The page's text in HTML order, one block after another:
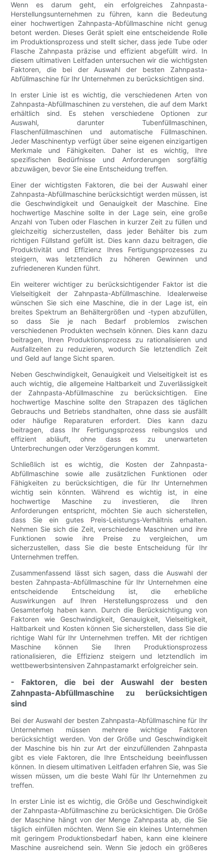
Wenn es darum geht, ein erfolgreiches Zahnpasta-
Herstellungsunternehmen zu führen, kann die Bedeutung
einer hochwertigen Zahnpasta-Abfüllmaschine nicht genug
betont werden. Dieses Gerät spielt eine entscheidende Rolle
im Produktionsprozess und stellt sicher, dass jede Tube oder
Flasche Zahnpasta präzise und effizient abgefüllt wird. In
diesem ultimativen Leitfaden untersuchen wir die wichtigsten
Faktoren, die bei der Auswahl der besten Zahnpasta-
Abfüllmaschine für Ihr Unternehmen zu berücksichtigen sind.
In erster Linie ist es wichtig, die verschiedenen Arten von
Zahnpasta-Abfüllmaschinen zu verstehen, die auf dem Markt
erhältlich sind. Es stehen verschiedene Optionen zur
Auswahl, darunter Tubenfüllmaschinen,
Flaschenfüllmaschinen und automatische Füllmaschinen.
Jeder Maschinentyp verfügt über seine eigenen einzigartigen
Merkmale und Fähigkeiten. Daher ist es wichtig, Ihre
spezifischen Bedürfnisse und Anforderungen sorgfältig
abzuwägen, bevor Sie eine Entscheidung treffen.
Einer der wichtigsten Faktoren, die bei der Auswahl einer
Zahnpasta-Abfüllmaschine berücksichtigt werden müssen, ist
die Geschwindigkeit und Genauigkeit der Maschine. Eine
hochwertige Maschine sollte in der Lage sein, eine große
Anzahl von Tuben oder Flaschen in kurzer Zeit zu füllen und
gleichzeitig sicherzustellen, dass jeder Behälter bis zum
richtigen Füllstand gefüllt ist. Dies kann dazu beitragen, die
Produktivität und Effizienz Ihres Fertigungsprozesses zu
steigern, was letztendlich zu höheren Gewinnen und
zufriedeneren Kunden führt.
Ein weiterer wichtiger zu berücksichtigender Faktor ist die
Vielseitigkeit der Zahnpasta-Abfüllmaschine. Idealerweise
wünschen Sie sich eine Maschine, die in der Lage ist, ein
breites Spektrum an Behältergrößen und -typen abzufüllen,
so dass Sie je nach Bedarf problemlos zwischen
verschiedenen Produkten wechseln können. Dies kann dazu
beitragen, Ihren Produktionsprozess zu rationalisieren und
Ausfallzeiten zu reduzieren, wodurch Sie letztendlich Zeit
und Geld auf lange Sicht sparen.
Neben Geschwindigkeit, Genauigkeit und Vielseitigkeit ist es
auch wichtig, die allgemeine Haltbarkeit und Zuverlässigkeit
der Zahnpasta-Abfüllmaschine zu berücksichtigen. Eine
hochwertige Maschine sollte den Strapazen des täglichen
Gebrauchs und Betriebs standhalten, ohne dass sie ausfällt
oder häufige Reparaturen erfordert. Dies kann dazu
beitragen, dass Ihr Fertigungsprozess reibungslos und
effizient abläuft, ohne dass es zu unerwarteten
Unterbrechungen oder Verzögerungen kommt.
Schließlich ist es wichtig, die Kosten der Zahnpasta-
Abfüllmaschine sowie alle zusätzlichen Funktionen oder
Fähigkeiten zu berücksichtigen, die für Ihr Unternehmen
wichtig sein könnten. Während es wichtig ist, in eine
hochwertige Maschine zu investieren, die Ihren
Anforderungen entspricht, möchten Sie auch sicherstellen,
dass Sie ein gutes Preis-Leistungs-Verhältnis erhalten.
Nehmen Sie sich die Zeit, verschiedene Maschinen und ihre
Funktionen sowie ihre Preise zu vergleichen, um
sicherzustellen, dass Sie die beste Entscheidung für Ihr
Unternehmen treffen.
Zusammenfassend lässt sich sagen, dass die Auswahl der
besten Zahnpasta-Abfüllmaschine für Ihr Unternehmen eine
entscheidende Entscheidung ist, die erhebliche
Auswirkungen auf Ihren Herstellungsprozess und den
Gesamterfolg haben kann. Durch die Berücksichtigung von
Faktoren wie Geschwindigkeit, Genauigkeit, Vielseitigkeit,
Haltbarkeit und Kosten können Sie sicherstellen, dass Sie die
richtige Wahl für Ihr Unternehmen treffen. Mit der richtigen
Maschine können Sie Ihren Produktionsprozess
rationalisieren, die Effizienz steigern und letztendlich im
wettbewerbsintensiven Zahnpastamarkt erfolgreicher sein.
- Faktoren, die bei der Auswahl der besten
Zahnpasta-Abfüllmaschine zu berücksichtigen
sind
Bei der Auswahl der besten Zahnpasta-Abfüllmaschine für Ihr
Unternehmen müssen mehrere wichtige Faktoren
berücksichtigt werden. Von der Größe und Geschwindigkeit
der Maschine bis hin zur Art der einzufüllenden Zahnpasta
gibt es viele Faktoren, die Ihre Entscheidung beeinflussen
können. In diesem ultimativen Leitfaden erfahren Sie, was Sie
wissen müssen, um die beste Wahl für Ihr Unternehmen zu
treffen.
In erster Linie ist es wichtig, die Größe und Geschwindigkeit
der Zahnpasta-Abfüllmaschine zu berücksichtigen. Die Größe
der Maschine hängt von der Menge Zahnpasta ab, die Sie
täglich einfüllen möchten. Wenn Sie ein kleines Unternehmen
mit geringem Produktionsbedarf haben, kann eine kleinere
Maschine ausreichend sein. Wenn Sie jedoch ein größeres